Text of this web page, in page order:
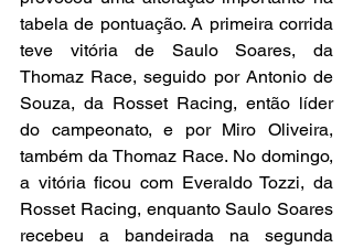
tabela de pontuação. A primeira corrida
teve vitória de Saulo Soares, da
Thomaz Race, seguido por Antonio de
Souza, da Rosset Racing, então líder
do campeonato, e por Miro Oliveira,
também da Thomaz Race. No domingo,
a vitória ficou com Everaldo Tozzi, da
Rosset Racing, enquanto Saulo Soares
recebeu a bandeirada na segunda